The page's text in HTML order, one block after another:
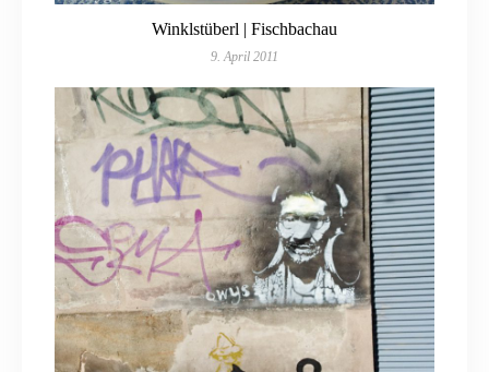
Winklstüberl | Fischbachau
9. April 2011